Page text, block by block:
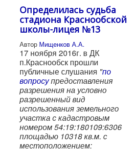
Определилась судьба
стадиона Краснообской
школы-лицея №13
Автор Мищенков А.А.
17 ноября 2016г. в ДК
п.Краснообск прошли
публичные слушания "по
вопросупредоставления
разрешения на условно
разрешенный вид
использования земельного
участка с кадастровым
номером 54:19:180109:6306
площадью 10318 кв.м. с
местоположением: